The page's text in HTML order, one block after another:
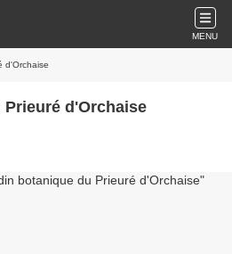
MENU
d'Orchaise
d'Orchaise